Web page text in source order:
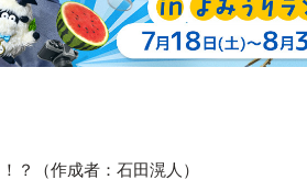
？（作成者：石田滉人）